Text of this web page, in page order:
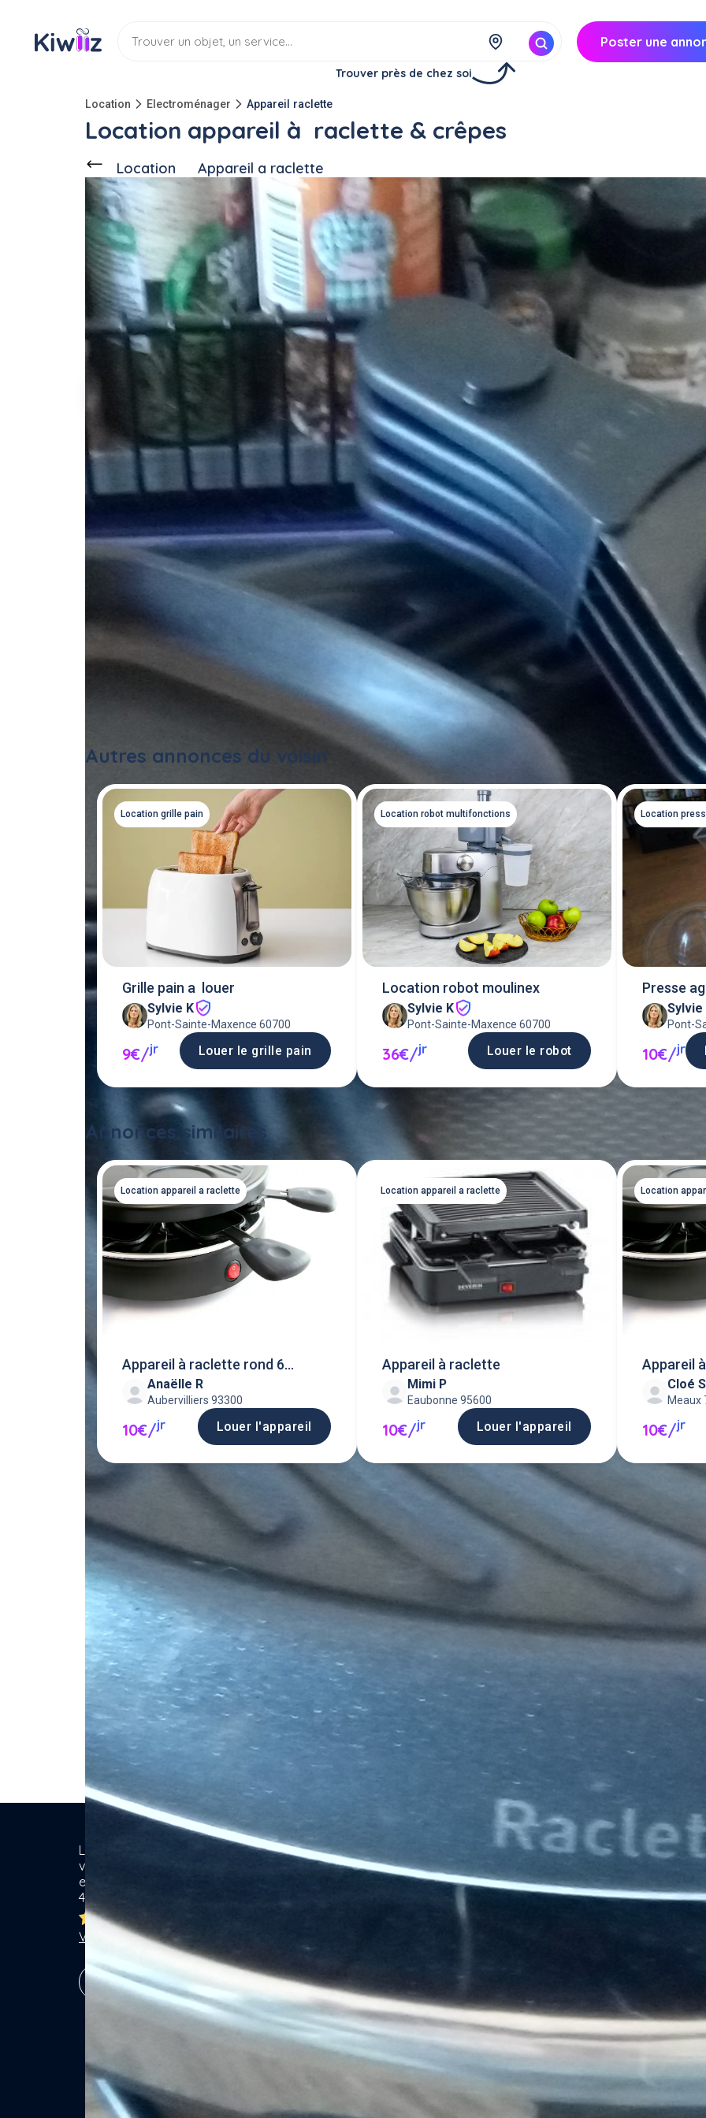
Trouver près de chez soi
Poster une
Location Electroménager Appareil raclette
Location appareil à raclette & crêpes
Location Appareil a raclette
Réserver
Ce voisinpropose en locationàPont-Sainte-Maxence (60700)
13€/
Sylvie K. 20 annonces
-10kgqu'à l'achat
Description de l'annonce
Et plancha
Idéal pour des soirées entre amis
#appareil a raclette
Autres annonces du voisin
Location grille pain
Grille pain a louer
Sylvie K
Pont-Sainte-Maxence 60700
9€/jr Louer le grille pain
Location robot multifonctions
Location robot moulinex
Sylvie K
Pont-Sainte-Maxence 60700
36€/jr Louer le robot
Location
Presse
Sylvie
Pont-
10€/jr
Annonces similaires
Location appareil a raclette
Appareil à raclette rond 6
personnes
Anaëlle R
Aubervilliers 93300
10€/jr Louer l'appareil
Location appareil a raclette
Appareil à raclette
Mimi P
Eaubonne 95600
10€/jr Louer l'appareil
Location
Appareil
Cloé S
Meaux
10€/jr
Louer un appareil (raclette) entre
proposer un appareil (raclette) en
Location de matériel & Services entre
voisins. Voisiner, s'entraider... gagner
ensemble ! Particuliers & Professionnels.
4,8/5
Voir les 7758 avis
S'inscrire !
Catégories
Véhicules
Infos pratiques
Comment ça marche ?
Foire Aux Questions
Copyright - Kiwiiz.fr